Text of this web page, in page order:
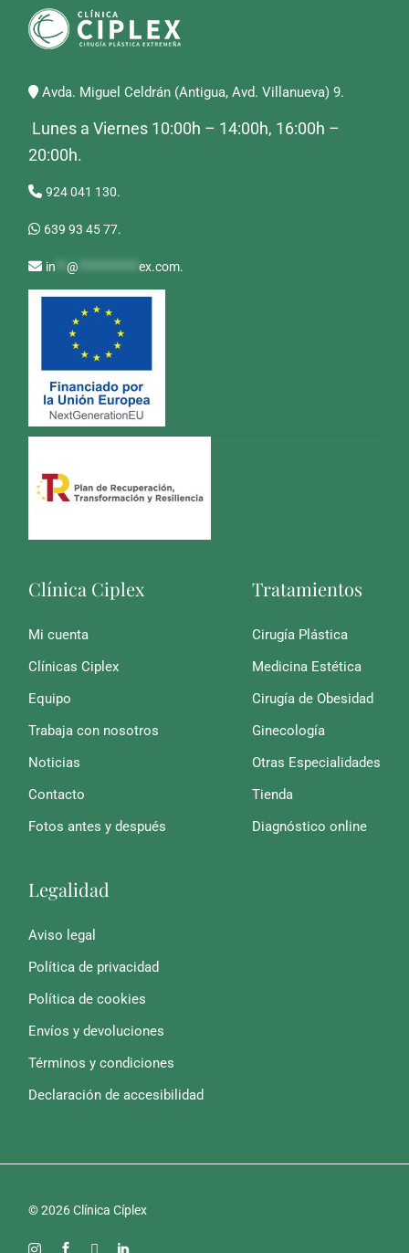
Avda. Miguel Celdrán (Antigua, Avd. Villanueva) 9.
Lunes a Viernes 10:00h – 14:00h, 16:00h –
20:00h.
924 041 130.
639 93 45 77.
in **@ ***********ex.com.
Clínica Ciplex
Mi cuenta
Clínicas Ciplex
Equipo
Trabaja con nosotros
Noticias
Contacto
Fotos antes y después
Tratamientos
Cirugía Plástica
Medicina Estética
Cirugía de Obesidad
Ginecología
Otras Especialidades
Tienda
Diagnóstico online
Legalidad
Aviso legal
Política de privacidad
Política de cookies
Envíos y devoluciones
Términos y condiciones
Declaración de accesibilidad
© 2026 Clínica Cíplex